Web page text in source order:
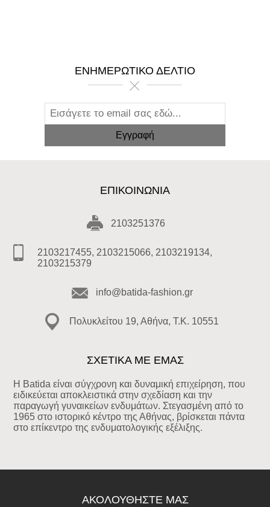
ΕΝΗΜΕΡΩΤΙΚΌ ΔΕΛΤΊΟ
ΕΠΙΚΟΙΝΩΝΊΑ
2103251376
2103217455, 2103215066, 2103219134,
2103215379
info@batida-fashion.gr
Πολυκλείτου 19, Αθήνα, T.K. 10551
ΣΧΕΤΙΚΑ ΜΕ ΕΜΑΣ
Η Batida είναι σύγχρονη και δυναμική επιχείρηση, που
ειδικεύεται αποκλειστικά στην σχεδίαση και την
παραγωγή γυναικείων ενδυμάτων. Στεγασμένη από το
1965 στο ιστορικό κέντρο της Αθήνας, βρίσκεται πάντα
στο επίκεντρο της ενδυματολογικής εξέλιξης.
ΑΚΟΛΟΥΘΉΣΤΕ ΜΑΣ